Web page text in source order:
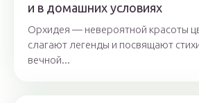
и в домашних условиях
Орхидея — невероятной красоты
слагают легенды и посвящают
вечной...